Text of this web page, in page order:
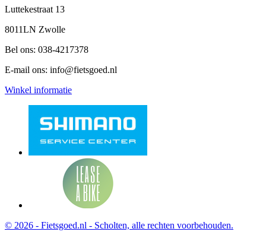
Luttekestraat 13
8011LN Zwolle
Bel ons: 038-4217378
E-mail ons: info@fietsgoed.nl
Winkel informatie
© 2026 - Fietsgoed.nl - Scholten, alle rechten voorbehouden.